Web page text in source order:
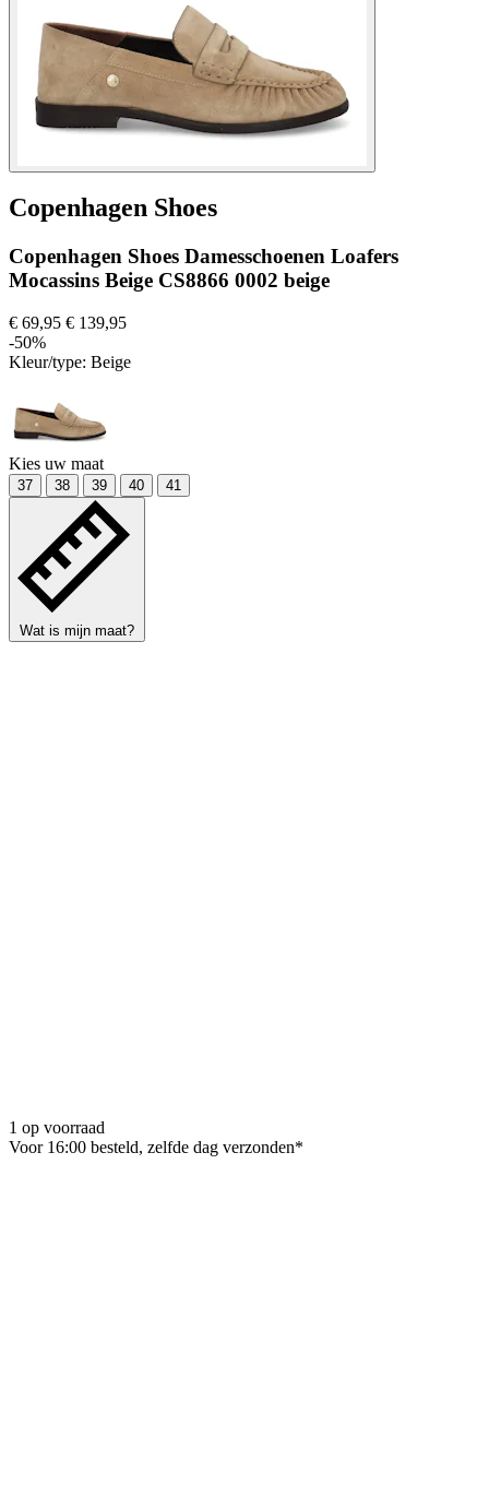
Copenhagen Shoes
Copenhagen Shoes Damesschoenen Loafers
Mocassins Beige CS8866 0002 beige
€ 69,95 € 139,95
-50%
Kleur/type: Beige
Kies uw maat
37 38 39 40 41
Wat is mijn maat?
1 op voorraad
Voor 16:00 besteld, zelfde dag verzonden*